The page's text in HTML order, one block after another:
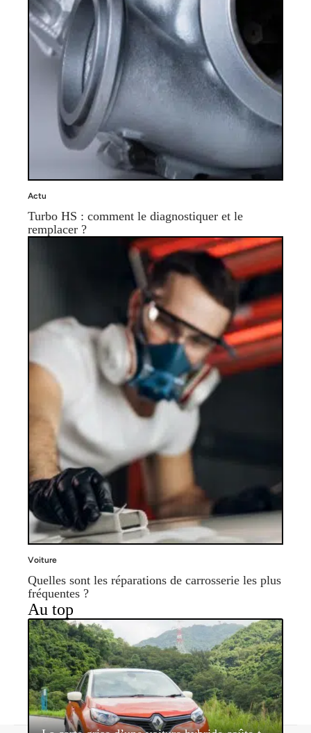
Actu
Turbo HS : comment le diagnostiquer et le
remplacer ?
Voiture
Quelles sont les réparations de carrosserie les plus
fréquentes ?
Au top